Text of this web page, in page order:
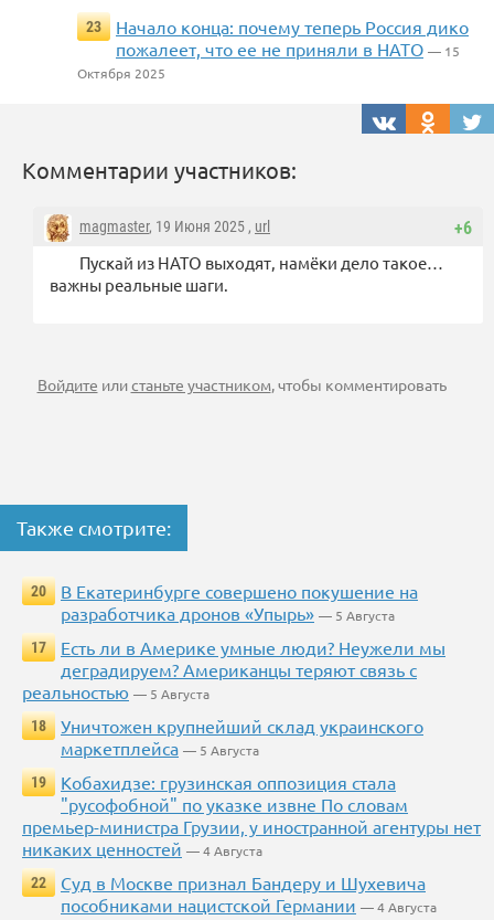
23
Начало конца: почему теперь Россия дико
пожалеет, что ее не приняли в НАТО — 15
Октября 2025
Комментарии участников:
+6
magmaster, 19 Июня 2025 , url
Пускай из НАТО выходят, намёки дело такое…
важны реальные шаги.
Войдите илистаньте участником, чтобы комментировать
Также смотрите:
20
В Екатеринбурге совершено покушение на
разработчика дронов «Упырь» — 5 Августа
17
Есть ли в Америке умные люди? Неужели мы
деградируем? Американцы теряют связь с
реальностью — 5 Августа
18
Уничтожен крупнейший склад украинского
маркетплейса — 5 Августа
19
Кобахидзе: грузинская оппозиция стала
"русофобной" по указке извне По словам
премьер-министра Грузии, у иностранной агентуры нет
никаких ценностей — 4 Августа
22
Суд в Москве признал Бандеру и Шухевича
пособниками нацистской Германии — 4 Августа